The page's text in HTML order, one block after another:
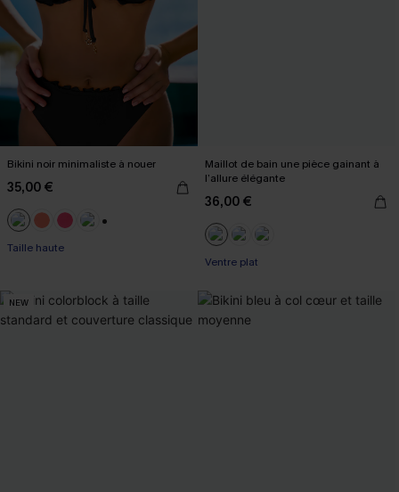
Bikini noir minimaliste à nouer
35,00 €
Taille haute
Maillot de bain une pièce gainant à
l’allure élégante
36,00 €
Ventre plat
NEW